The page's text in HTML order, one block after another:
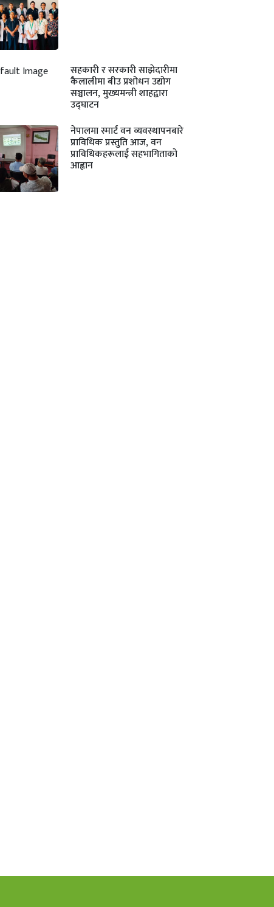
सहकारी र सरकारी साझेदारीमा
कैलालीमा बीउ प्रशोधन उद्योग
सञ्चालन, मुख्यमन्त्री शाहद्वारा
उद्घाटन
नेपालमा स्मार्ट वन व्यवस्थापनबारे
प्राविधिक प्रस्तुति आज, वन
प्राविधिकहरूलाई सहभागिताको
आह्वान